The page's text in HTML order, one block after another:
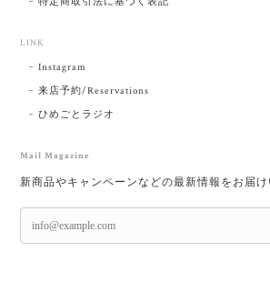
LINK
Instagram
来店予約/Reservations
ひめごとラジオ
Mail Magazine
新商品やキャンペーンなどの最新情報をお届け